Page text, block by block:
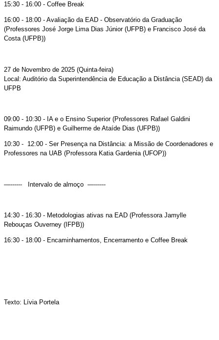
15:30 - 16:00 - Coffee Break
16:00 - 18:00 - Avaliação da EAD - Observatório da Graduação
(Professores José Jorge Lima Dias Júnior (UFPB) e Francisco José da
Costa (UFPB))
27 de Novembro de 2025 (Quinta-feira)
Local: Auditório da Superintendência de Educação a Distância (SEAD) da
UFPB
09:00 - 10:30 - IA e o Ensino Superior (Professores Rafael Galdini
Raimundo (UFPB) e Guilherme de Ataíde Dias (UFPB))
10:30 - 12:00 - Ser Presença na Distância: a Missão de Coordenadores e
Professores na UAB (Professora Katia Gardenia (UFOP))
—------ Intervalo de almoço —------
14:30 - 16:30 - Metodologias ativas na EAD (Professora Jamylle
Rebouças Ouverney (IFPB))
16:30 - 18:00 - Encaminhamentos, Encerramento e Coffee Break
Texto: Lívia Portela